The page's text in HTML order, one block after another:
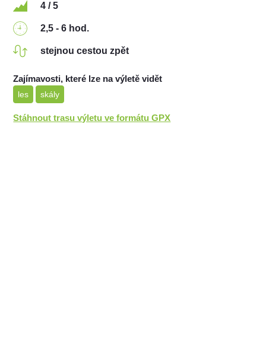
4 / 5
2,5 - 6 hod.
stejnou cestou zpět
Zajímavosti, které lze na výletě vidět
les skály
Stáhnout trasu výletu ve formátu GPX